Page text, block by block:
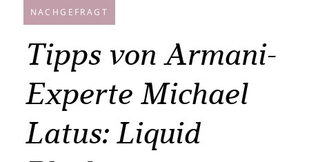
NACHGEFRAGT
Tipps von Armani-
Experte Michael
Latus: Liquid